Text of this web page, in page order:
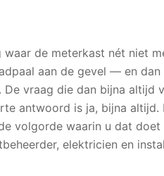
de meterkast nét niet
aan de gevel — en
vraag die dan bijna altijd
antwoord is ja, bijna altijd.
volgorde waarin u dat doet
elektricien en